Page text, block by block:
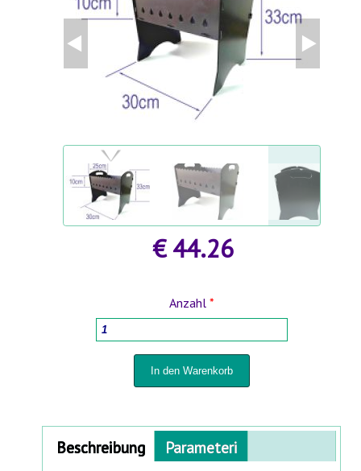
STÜTZEN FÜR PFLANZEN UND STRÄUCHER
BEETEINFASSUNGEN UND GARTENWEGE
GARTENTECHNIK
SCHWEIßGERÄTE UND ZUBEHÖR
STYROPORSCHNEIDER
HAUSHALTSWAREN
TÖPFE FÜR PFLANZEN UND UMPFLANZEN
FÜR HOF UND GARTEN
€ 44.26
Anzahl *
Horizontal Tabs
Beschreibung
Parameteri